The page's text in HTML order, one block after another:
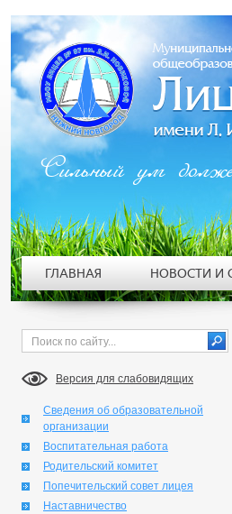
Версия для слабовидящих
Сведения об образовательной
организации
Воспитательная работа
Родительский комитет
Попечительский совет лицея
Наставничество
Сильный ум
ГЛАВНАЯ НОВОСТИ И